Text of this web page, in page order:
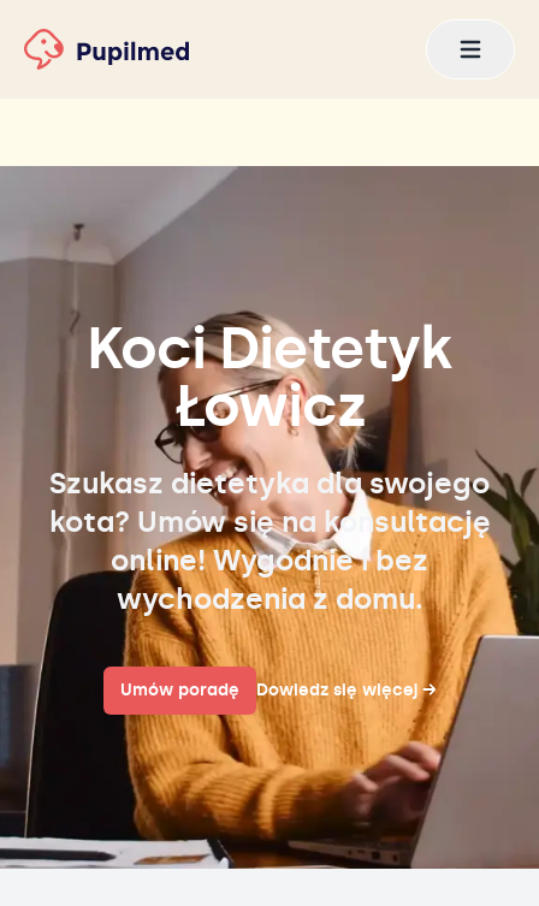
Koci Dietetyk
Łowicz
Szukasz dietetyka dla swojego
kota? Umów się na konsultację
online! Wygodnie i bez
wychodzenia z domu.
Umów poradę Dowiedz się więcej →